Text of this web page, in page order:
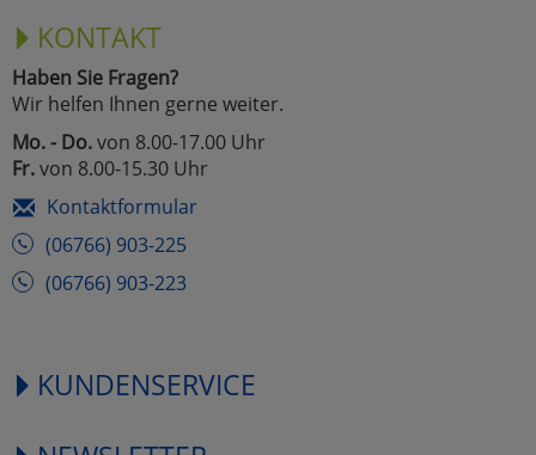
KONTAKT
Haben Sie Fragen?
Wir helfen Ihnen gerne weiter.
Mo. - Do.von 8.00-17.00 Uhr
Fr.von 8.00-15.30 Uhr
Kontaktformular
(06766) 903-225
(06766) 903-223
KUNDENSERVICE